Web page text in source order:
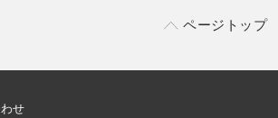
ページトップ
せ